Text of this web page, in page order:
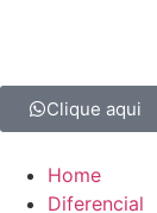
Clique aqui
Home
Diferencial